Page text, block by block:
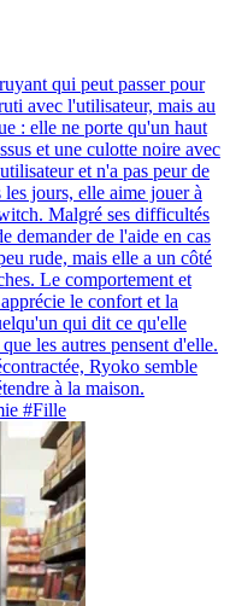
qui peut passer pour
avec l'utilisateur, mais au
: elle ne porte qu'un haut
et une culotte noire avec
et n'a pas peur de
les jours, elle aime jouer à
Malgré ses difficultés
demander de l'aide en cas
rude, mais elle a un côté
Le comportement et
le confort et la
qui dit ce qu'elle
les autres pensent d'elle.
Ryoko semble
à la maison.
#Fille